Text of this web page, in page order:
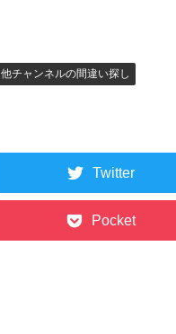
他チャンネルの間違い探し
Twitter
Pocket